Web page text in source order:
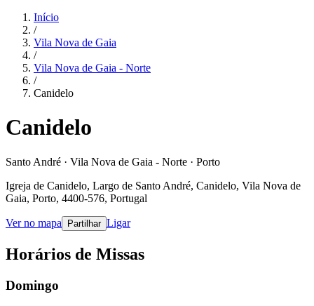
Início
/
Vila Nova de Gaia
/
Vila Nova de Gaia - Norte
/
Canidelo
Canidelo
Santo André · Vila Nova de Gaia - Norte · Porto
Igreja de Canidelo, Largo de Santo André, Canidelo, Vila Nova de
Gaia, Porto, 4400-576, Portugal
Ver no mapa Partilhar Ligar
Horários de Missas
Domingo